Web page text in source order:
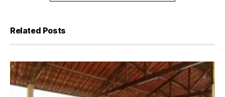
Related Posts